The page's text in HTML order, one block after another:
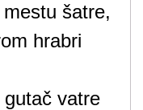
šatre,
hrabri
vatre